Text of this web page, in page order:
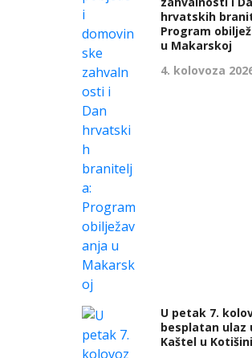
hrvatskih
Program
u Makarskoj
4. kolovoza
U petak 7.
besplatan ulaz
Kaštel u Kotišini